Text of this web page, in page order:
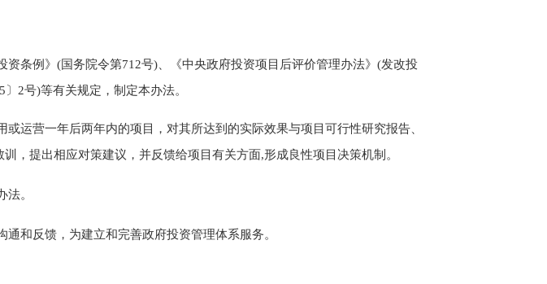
资条例》(国务院令第712号)、
《中央政府投资项目后评价管理办法》(发改投
5 〕 2号)等有关规定，制定本办法。
或运营一年后两年内的项目，对其所达到的实际效果与项目可行性研究报告、
训，提出相应对策建议，并反馈给项目 有关方面,形成良性项目决策机制。
法。
通和反馈，为建立和完善政府投资管理体系服务。